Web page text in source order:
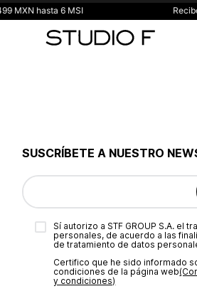
hasta 6 MSI Recibe:
SUSCRÍBETE A NUESTRO
Sí autorizo a STF GROUP S.A. el
personales, de acuerdo a las
de tratamiento de datos
Certifico que he sido informado
condiciones de la página web‎
y condiciones)